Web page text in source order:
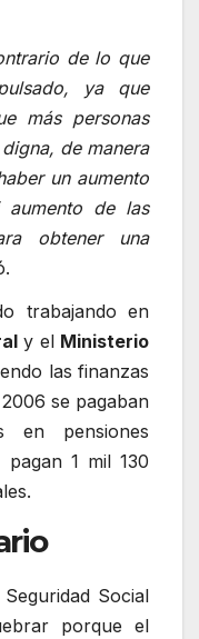
de lo que
ya que
más personas
de manera
un aumento
de las
obtener una
trabajando en
y el Ministerio
las finanzas
se pagaban
en pensiones
pagan 1 mil 130
Social
porque el